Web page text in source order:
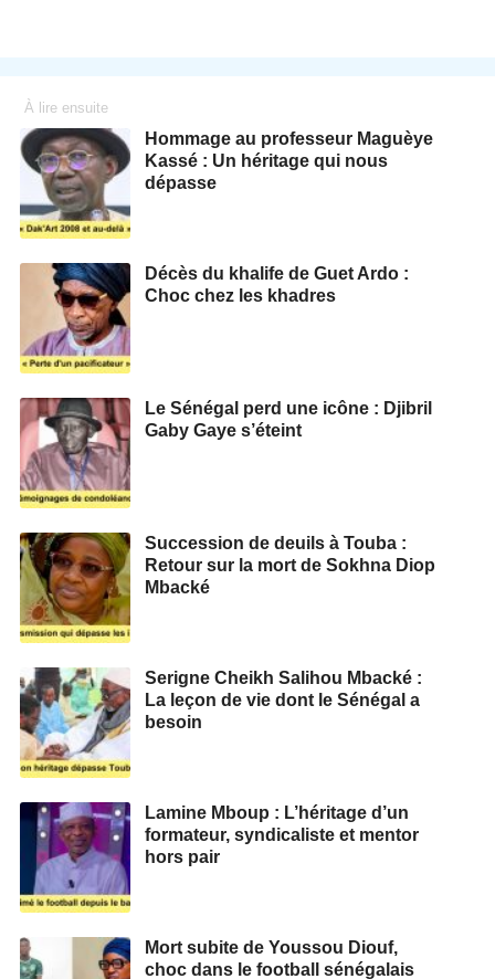
À lire ensuite
Hommage au professeur Maguèye
Kassé : Un héritage qui nous
dépasse
Décès du khalife de Guet Ardo :
Choc chez les khadres
Le Sénégal perd une icône : Djibril
Gaby Gaye s’éteint
Succession de deuils à Touba :
Retour sur la mort de Sokhna Diop
Mbacké
Serigne Cheikh Salihou Mbacké :
La leçon de vie dont le Sénégal a
besoin
Lamine Mboup : L’héritage d’un
formateur, syndicaliste et mentor
hors pair
Mort subite de Youssou Diouf,
choc dans le football sénégalais